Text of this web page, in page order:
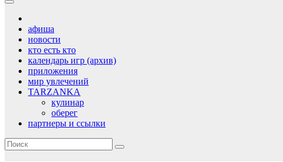
афиша
новости
кто есть кто
календарь игр (архив)
приложения
мир увлечений
TARZANKA
кулинар
оберег
партнеры и ссылки